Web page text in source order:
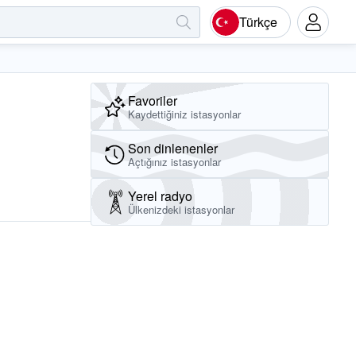
Türkçe
Favoriler
Kaydettiğiniz istasyonlar
Son dinlenenler
Açtığınız istasyonlar
Yerel radyo
Ülkenizdeki istasyonlar